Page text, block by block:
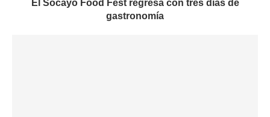
El Socayo Food Fest regresa con tres días de
gastronomía